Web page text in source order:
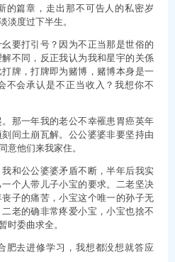
的篇章，走出那不可告人的私密岁
淡度过下半生。
要打引号？因为不正当那是世俗的
不同，反正我认为我和星宇的关係
牌，打牌即为赌博，赌博本身是一
不会承认是不正当收入？我想你不
那一年我的老公不幸罹患胃癌英年
间土崩瓦解。公公婆婆非要坚持由
意他们来我家住。
和公公婆婆矛盾不断，半年后我实
个人带儿子小宝的要求。二老坚决
子的痛苦，小宝这个唯一的孙子无
老的确非常疼爱小宝，小宝也捨不
时委曲求全。
肥去进修学习，我想都没想就答应